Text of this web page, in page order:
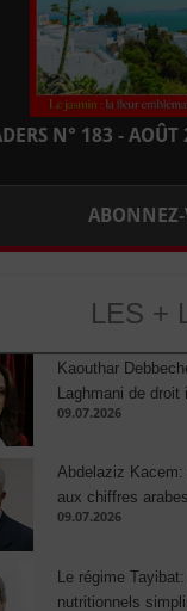
N° 183 -
ABONNEZ-
LES +
Kaouthar
Laghmani de
09.07.2026
Abdelaziz Kacem:
aux chiffres arabes
09.07.2026
Le régime
nutritionnels